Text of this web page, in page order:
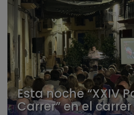
Esta noche “XXIV
Carrer” en el